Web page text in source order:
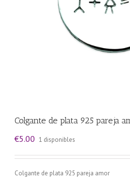
Colgante de plata 925 pareja
€5.00 1 disponibles
Colgante de plata 925 pareja amor